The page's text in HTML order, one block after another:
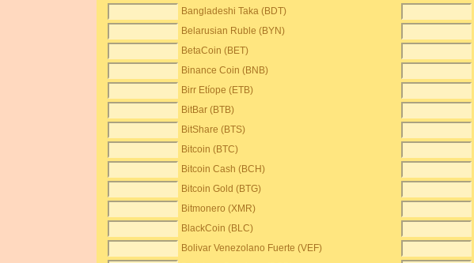
Bangladeshi Taka (BDT)
Belarusian Ruble (BYN)
BetaCoin (BET)
Binance Coin (BNB)
Birr Etíope (ETB)
BitBar (BTB)
BitShare (BTS)
Bitcoin (BTC)
Bitcoin Cash (BCH)
Bitcoin Gold (BTG)
Bitmonero (XMR)
BlackCoin (BLC)
Bolivar Venezolano Fuerte (VEF)